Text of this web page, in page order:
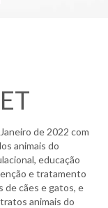
de 2022 com
animais do
educação
e tratamento
de cães e gatos, e
animais do